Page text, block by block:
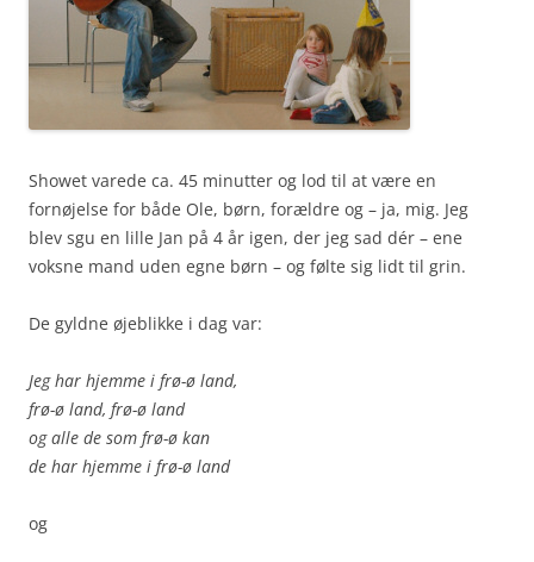
Showet varede ca. 45 minutter og lod til at være en
fornøjelse for både Ole, børn, forældre og – ja, mig. Jeg
blev sgu en lille Jan på 4 år igen, der jeg sad dér – ene
voksne mand uden egne børn – og følte sig lidt til grin.
De gyldne øjeblikke i dag var:
Jeg har hjemme i frø-ø land,
frø-ø land, frø-ø land
og alle de som frø-ø kan
de har hjemme i frø-ø land
og